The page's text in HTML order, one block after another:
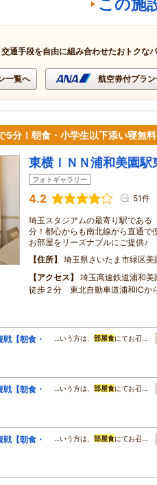
この施
通手段を自由に組み合わせたおトクな
一覧へ 航空券付プラ
分！朝食・小学生以下添い寝無料
東横ＩＮＮ浦和美園駅
フォトギャラリー
4.2 51件
埼玉スタジアムの最寄り駅である
分！都心からも南北線から直通で
お部屋をリーズナブルにご提供♪
住所
埼玉県さいたま市緑区
アクセス
埼玉高速鉄道浦和
徒歩２分 東北自動車道浦和ICか
【朝食・
…いう方は、 部屋食にてお召…
【朝食・
…いう方は、 部屋食にてお召…
【朝食・
…いう方は、 部屋食にてお召…